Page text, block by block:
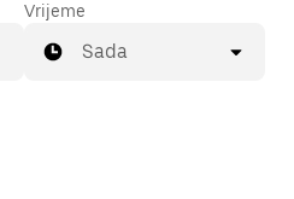
Vrijeme
Sada